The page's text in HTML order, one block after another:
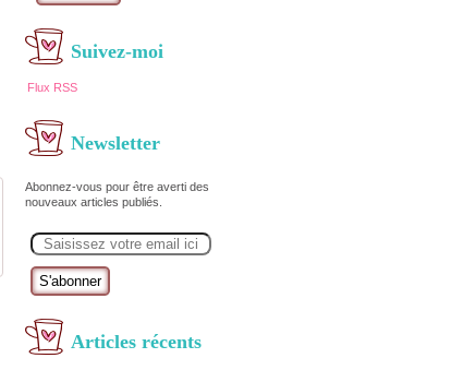
Suivez-moi
Flux RSS
Newsletter
Abonnez-vous pour être averti des
nouveaux articles publiés.
m
Articles récents